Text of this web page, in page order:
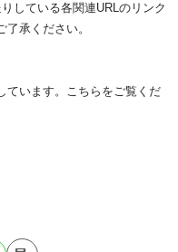
している各関連URLのリンク
承ください。
ています。こちらをご覧くだ